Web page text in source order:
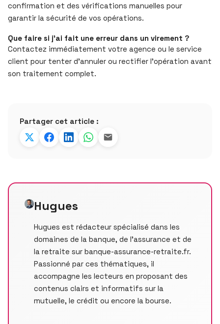
confirmation et des vérifications manuelles pour
garantir la sécurité de vos opérations.
Que faire si j’ai fait une erreur dans un virement ?
Contactez immédiatement votre agence ou le service
client pour tenter d’annuler ou rectifier l’opération avant
son traitement complet.
Partager cet article :
Hugues
Hugues est rédacteur spécialisé dans les
domaines de la banque, de l’assurance et de
la retraite sur banque-assurance-retraite.fr.
Passionné par ces thématiques, il
accompagne les lecteurs en proposant des
contenus clairs et informatifs sur la
mutuelle, le crédit ou encore la bourse.